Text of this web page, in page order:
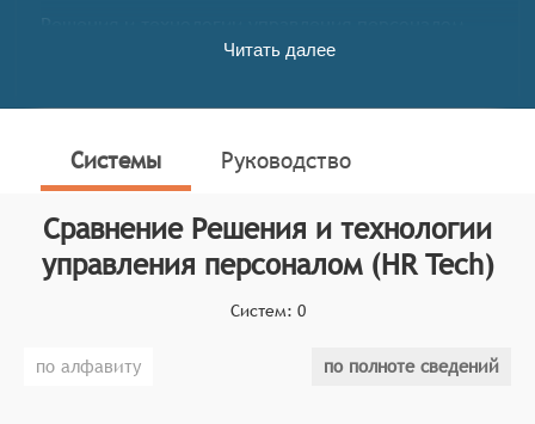
(ТУП, англ. Human Resources Management Solutions
обеспечение, которое помогает компаниям
персоналом. Это включает в себя такие функции,
как управление кадровыми данными, найм и
рекрутинг, оценку и развитие сотрудников,
управление оплатой и бенефитами, аналитику и
управление производительностью.
HR Tech - это технологии, которые используются для
могут включать в себя программное обеспечение,
Читать далее
Системы Руководство
Сравнение Решения и технологии
управления персоналом (HR Tech)
Систем: 0
по алфавиту по полноте сведений